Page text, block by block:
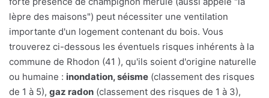
lèpre des maisons") peut nécessiter une ventilation
importante d'un logement contenant du bois. Vous
trouverez ci-dessous les éventuels risques inhérents à la
commune de Rhodon (41 ), qu'ils soient d'origine naturelle
ou humaine : inondation, séisme (classement des risques
de 1 à 5), gaz radon (classement des risques de 1 à 3),